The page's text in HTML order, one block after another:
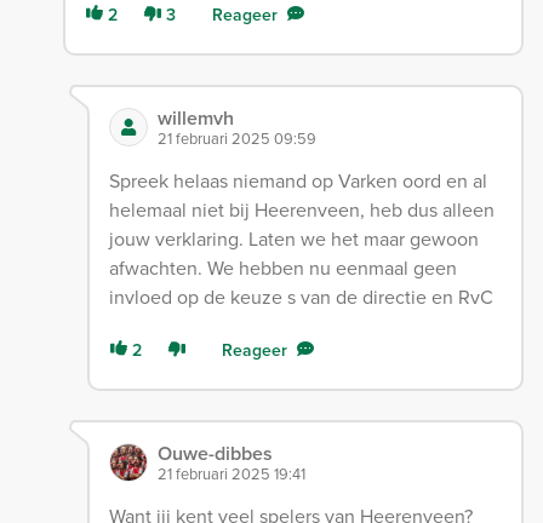
2 3 Reageer
willemvh
21 februari 2025 09:59
Spreek helaas niemand op Varken oord en al
helemaal niet bij Heerenveen, heb dus alleen
jouw verklaring. Laten we het maar gewoon
afwachten. We hebben nu eenmaal geen
invloed op de keuze s van de directie en RvC
2 Reageer
Ouwe-dibbes
21 februari 2025 19:41
Want jij kent veel spelers van Heerenveen?